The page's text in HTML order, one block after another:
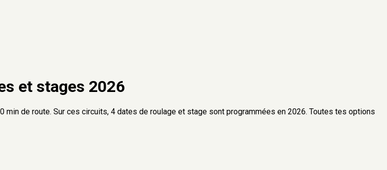
et stages 2026
min de route. Sur ces circuits, 4 dates de roulage et stage sont programmées en 2026. Toutes tes options